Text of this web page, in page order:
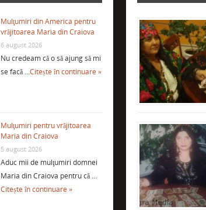
Mulţumiri din America pentru
vrăjitoarea Maria din Craiova
6 august 2026
Nu credeam că o să ajung să mi
se facă …Citește în continuare »
Mulţumiri pentru vrăjitoarea
Maria din Craiova
5 august 2026
Aduc mii de mulţumiri domnei
Maria din Craiova pentru că …
Citește în continuare »